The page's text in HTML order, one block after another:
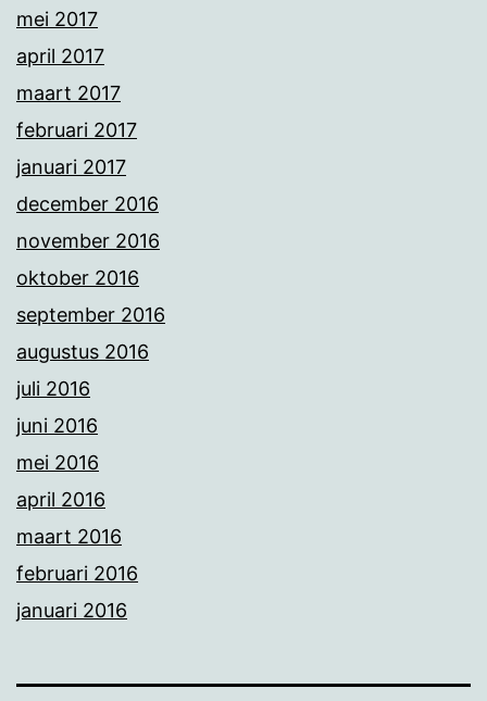
mei 2017
april 2017
maart 2017
februari 2017
januari 2017
december 2016
november 2016
oktober 2016
september 2016
augustus 2016
juli 2016
juni 2016
mei 2016
april 2016
maart 2016
februari 2016
januari 2016